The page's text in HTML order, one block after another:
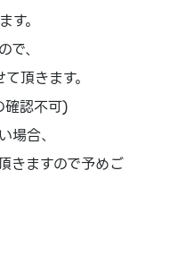
。
、
頂きます。
確認不可)
合、
きますので予めご